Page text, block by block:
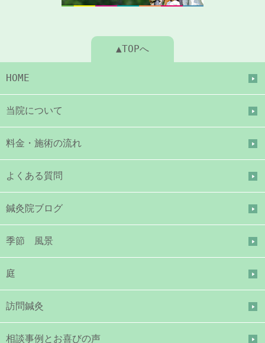
▲TOPへ
HOME
当院について
料金・施術の流れ
よくある質問
鍼灸院ブログ
季節 風景
庭
訪問鍼灸
相談事例とお喜びの声